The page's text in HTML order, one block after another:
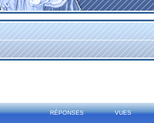
RÉPONSES VUES